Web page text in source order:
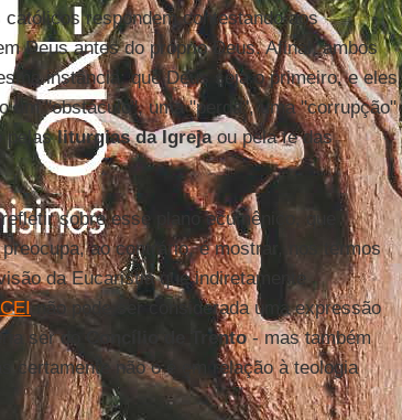
respondem contestando aos
Deus antes do próprio Deus. Afinal, ambos
instância: que Deus seja o primeiro, e eles
um "obstáculo", uma "perda", uma "corrupção"
pelasliturgias da Igrejaou pela fé das
sobre esse plano ecumênico, que
ao contrário, é mostrar, nos termos
da Eucaristia que indiretamente
não pode ser considerada uma expressão
ser do
Concílio de Trento- mas também
certamente não o é em relação à teologia